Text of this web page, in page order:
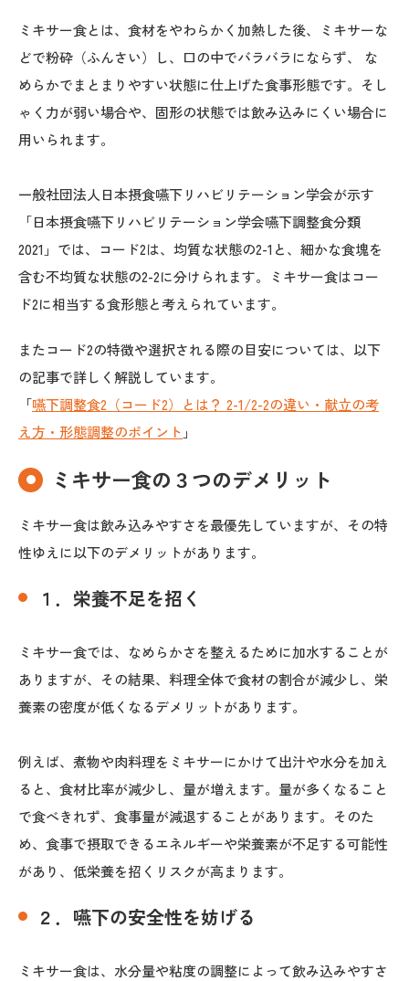
ミキサー食とは、食材をやわらかく加熱した後、ミキサーな
どで粉砕（ふんさい）し、口の中でバラバラにならず、 な
めらかでまとまりやすい状態に仕上げた食事形態です。そし
ゃく力が弱い場合や、固形の状態では飲み込みにくい場合に
用いられます。
一般社団法人日本摂食嚥下リハビリテーション学会が示す
「日本摂食嚥下リハビリテーション学会嚥下調整食分類
2021」では、コード2は、均質な状態の2-1と、細かな食塊を
含む不均質な状態の2-2に分けられます。ミキサー食はコー
ド2に相当する食形態と考えられています。
またコード2の特徴や選択される際の目安については、以下
の記事で詳しく解説しています。
「嚥下調整食2（コード2）とは？ 2-1/2-2の違い・献立の考
え方・形態調整のポイント 」
ミキサー食の３つのデメリット
ミキサー食は飲み込みやすさを最優先していますが、その特
性ゆえに以下のデメリットがあります。
１．栄養不足を招く
ミキサー食では、なめらかさを整えるために加水することが
ありますが、その結果、料理全体で食材の割合が減少し、栄
養素の密度が低くなるデメリットがあります。
例えば、煮物や肉料理をミキサーにかけて出汁や水分を加え
ると、食材比率が減少し、量が増えます。量が多くなること
で食べきれず、食事量が減退することがあります。そのた
め、食事で摂取できるエネルギーや栄養素が不足する可能性
があり、低栄養を招くリスクが高まります。
２．嚥下の安全性を妨げる
ミキサー食は、水分量や粘度の調整によって飲み込みやすさ